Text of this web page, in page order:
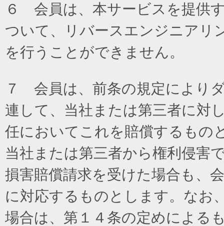
６ 会員は、本サービスを提供
ついて、リバースエンジニアリ
を行うことができません。
７ 会員は、前条の規定により
連して、当社または第三者に対
任においてこれを賠償するもの
当社または第三者から権利侵害
損害賠償請求を受けた場合も、
に対応するものとします。なお
場合は、第１４条の定めによる